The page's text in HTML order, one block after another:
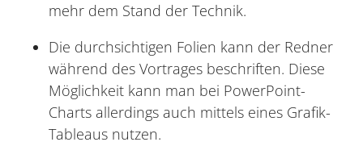
mehr dem Stand der Technik.
Die durchsichtigen Folien kann der Redner
während des Vortrages beschriften. Diese
Möglichkeit kann man bei PowerPoint-
Charts allerdings auch mittels eines Grafik-
Tableaus nutzen.